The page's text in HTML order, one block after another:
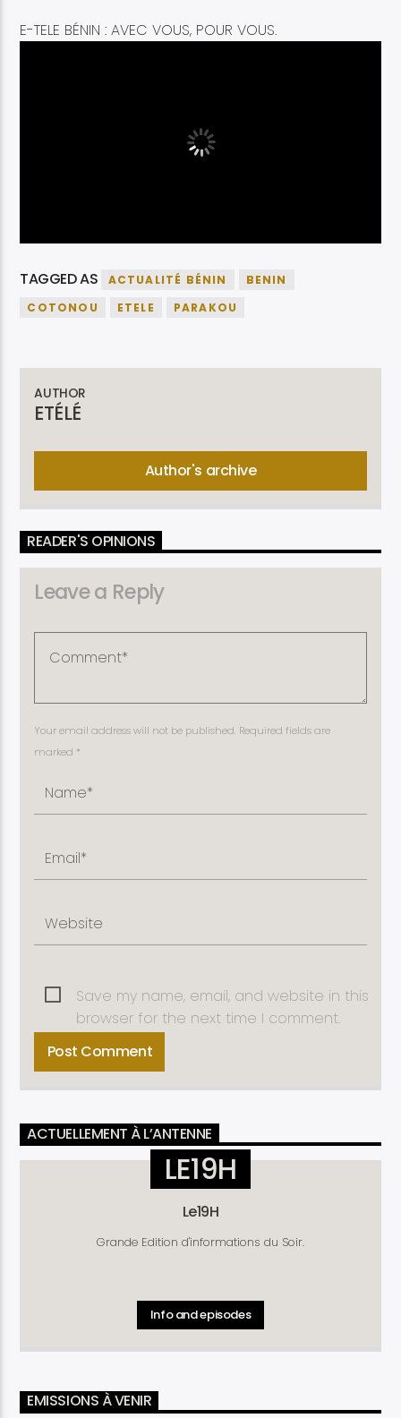
E-TELE BÉNIN : AVEC VOUS, POUR VOUS.
TAGGED AS ACTUALITÉ BÉNIN
BENIN
COTONOU
ETELE PARAKOU
AUTHOR
ETÉLÉ
Author's archive
READER'S OPINIONS
Leave a Reply
Your email address will not be published. Required fields are
marked *
Save my name, email, and website in this
browser for the next time I comment.
ACTUELLEMENT À L’ANTENNE
LE19H
Le19H
Grande Edition d'informations du Soir.
Info and episodes
EMISSIONS À VENIR